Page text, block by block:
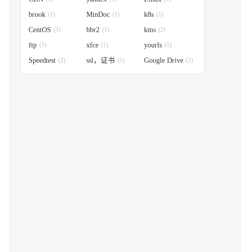
brook (1) MinDoc (1) k8s (1)
CentOS (1) bbr2 (1) kms (2)
ftp (1) xfce (1) yourls (1)
Speedtest (2) ssl，证书 (1) Google Drive (2)